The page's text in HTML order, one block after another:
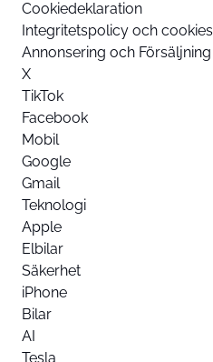
Cookiedeklaration
Integritetspolicy och cookies
Annonsering och Försäljning
X
TikTok
Facebook
Mobil
Google
Gmail
Teknologi
Apple
Elbilar
Säkerhet
iPhone
Bilar
AI
Tesla